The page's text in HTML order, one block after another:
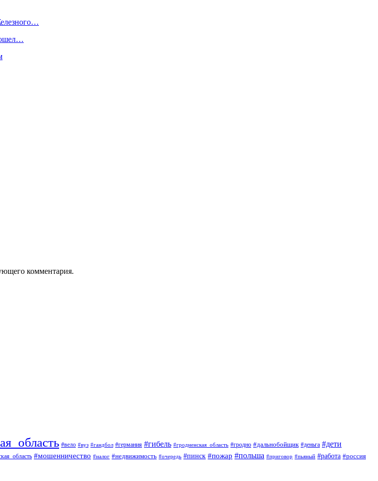
комментария.
#вело #вуз #гандбол #германия #гибель #гродненская_область #гродно #дальнобойщик #деньга #дети
#мошенничество #налог #недвижимость #очередь #пинск #пожар #польша #приговор #пьяный #работа #россия